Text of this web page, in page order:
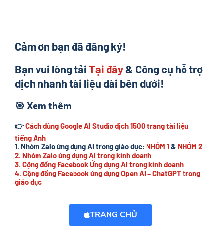
Cảm ơn bạn đã đăng ký!
Bạn vui lòng tảiTại đây& Công cụ hỗ trợ
dịch nhanh tài liệu dài bên dưới!
🎯 Xem thêm
👉Cách dùng Google AI Studio dịch 1500 trang tài liệu
tiếng Anh
1. Nhóm Zalo ứng dụng AI trong giáo dục: NHÓM 1& NHÓM 2
2. Nhóm Zalo ứng dụng AI trong kinh doanh
3. Cộng đồng Facebook Ứng dụng AI trong kinh doanh
4. Cộng đồng Facebook ứng dụng Open AI – ChatGPT trong
giáo dục
TRANG CHỦ